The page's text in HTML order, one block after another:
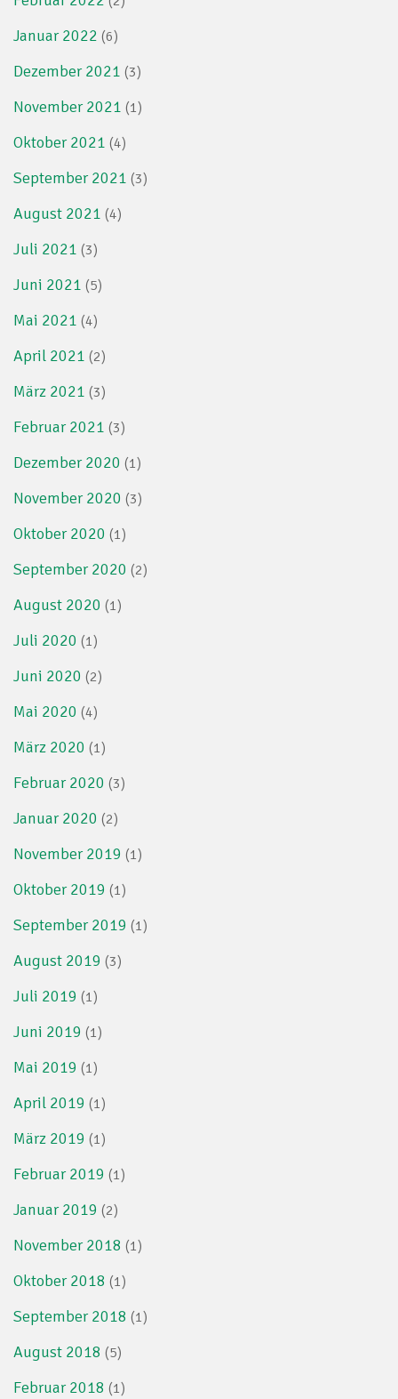
Januar 2022 (6)
Dezember 2021 (3)
November 2021 (1)
Oktober 2021 (4)
September 2021 (3)
August 2021 (4)
Juli 2021 (3)
Juni 2021 (5)
Mai 2021 (4)
April 2021 (2)
März 2021 (3)
Februar 2021 (3)
Dezember 2020 (1)
November 2020 (3)
Oktober 2020 (1)
September 2020 (2)
August 2020 (1)
Juli 2020 (1)
Juni 2020 (2)
Mai 2020 (4)
März 2020 (1)
Februar 2020 (3)
Januar 2020 (2)
November 2019 (1)
Oktober 2019 (1)
September 2019 (1)
August 2019 (3)
Juli 2019 (1)
Juni 2019 (1)
Mai 2019 (1)
April 2019 (1)
März 2019 (1)
Februar 2019 (1)
Januar 2019 (2)
November 2018 (1)
Oktober 2018 (1)
September 2018 (1)
August 2018 (5)
Februar 2018 (1)